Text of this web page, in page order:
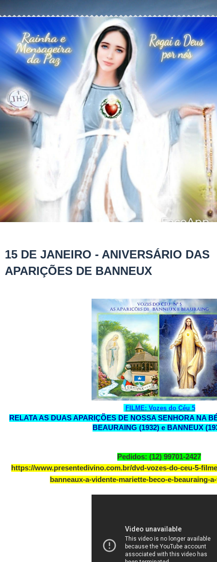
15 DE JANEIRO - ANIVERSÁRIO DAS
APARIÇÕES DE BANNEUX
FILME: Vozes do Céu 5
RELATA AS DUAS APARIÇÕES DE NOSSA SENHORA NA
BEAURAING (1932) e BANNEUX
Pedidos: (12) 99701-2427
https://www.presentedivino.com.br/dvd-vozes-do-ceu-5-
banneaux-a-vidente-mariette-beco-e-beauraing-